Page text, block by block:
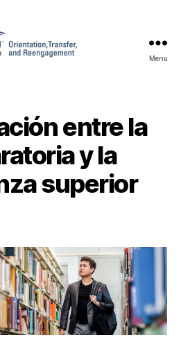
1010
Menu
entre la
y la
superior